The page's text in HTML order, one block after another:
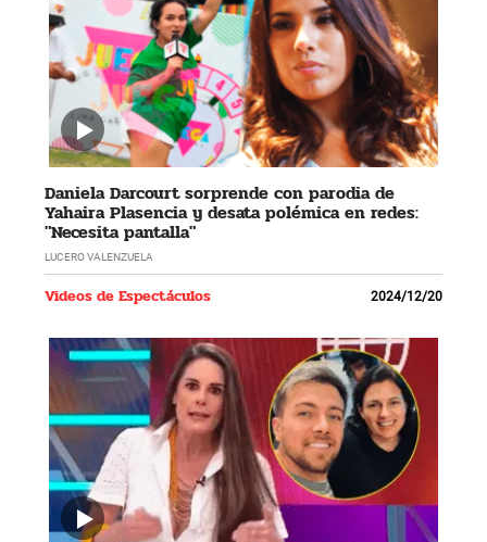
Daniela Darcourt sorprende con parodia de
Yahaira Plasencia y desata polémica en redes:
"Necesita pantalla"
LUCERO VALENZUELA
Videos de Espectáculos 2024/12/20